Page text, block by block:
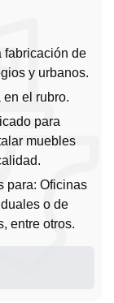
fabricación de
y urbanos.
el rubro.
para
muebles
para: Oficinas
o de
entre otros.